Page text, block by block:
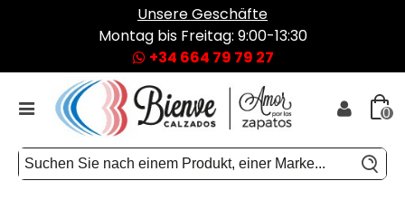
Unsere Geschäfte
Montag bis Freitag: 9:00-13:30
+34 664 79 79 27
0